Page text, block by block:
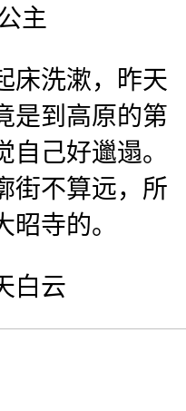
主
床洗漱，昨天
是到高原的第
己好邋遢。
街不算远，所
寺的。
白云